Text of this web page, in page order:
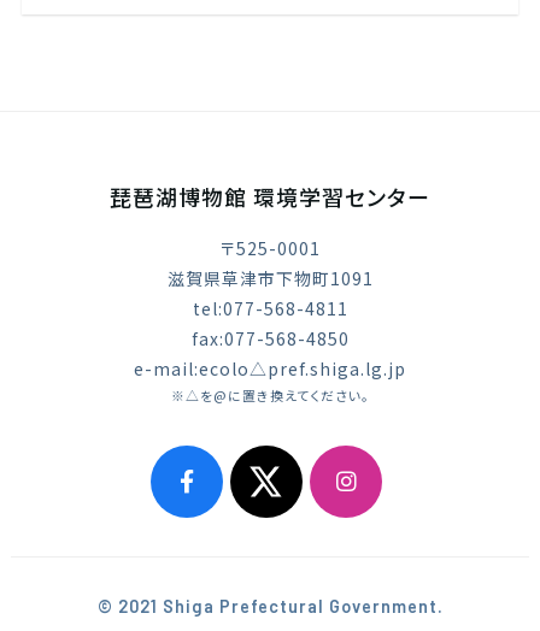
琵琶湖博物館 環境学習センター
〒525-0001
滋賀県草津市下物町1091
tel:077-568-4811
fax:077-568-4850
e-mail:ecolo△pref.shiga.lg.jp
※△を@に置き換えてください。
© 2021 Shiga Prefectural Government.